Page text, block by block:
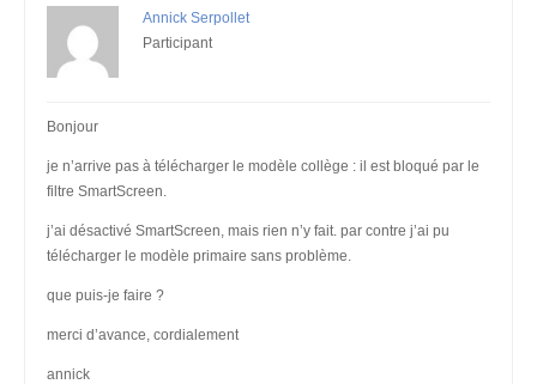
Annick Serpollet
Participant
Bonjour
je n’arrive pas à télécharger le modèle collège : il est bloqué par le
filtre SmartScreen.
j’ai désactivé SmartScreen, mais rien n’y fait. par contre j’ai pu
télécharger le modèle primaire sans problème.
que puis-je faire ?
merci d’avance, cordialement
annick